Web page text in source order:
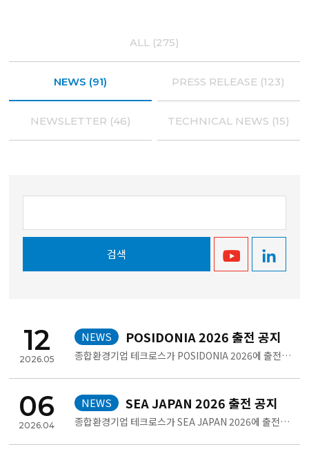
ALL (275)
NEWS (91) PRESS RELEASE (123)
NEWSLETTER (46) TECHNICAL NEWS (15)
검색
12
2026.05
NEWS POSIDONIA 2026 출전 공지
종합환경기업 테크로스가 POSIDONIA 2026에 출전합니다.글로벌 NO.1 테크로스 선박평형수 처리장치를 중심으로 친환경..
06
2026.04
NEWS SEA JAPAN 2026 출전 공지
종합환경기업 테크로스가 SEA JAPAN 2026에 출전합니다.선박평형수 통합 관리 서비스를 중심으로 하는 친환경 솔루션은 ..